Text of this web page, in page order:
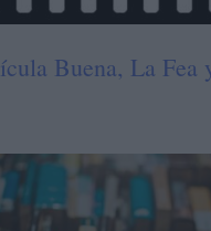
Buena, La Fea